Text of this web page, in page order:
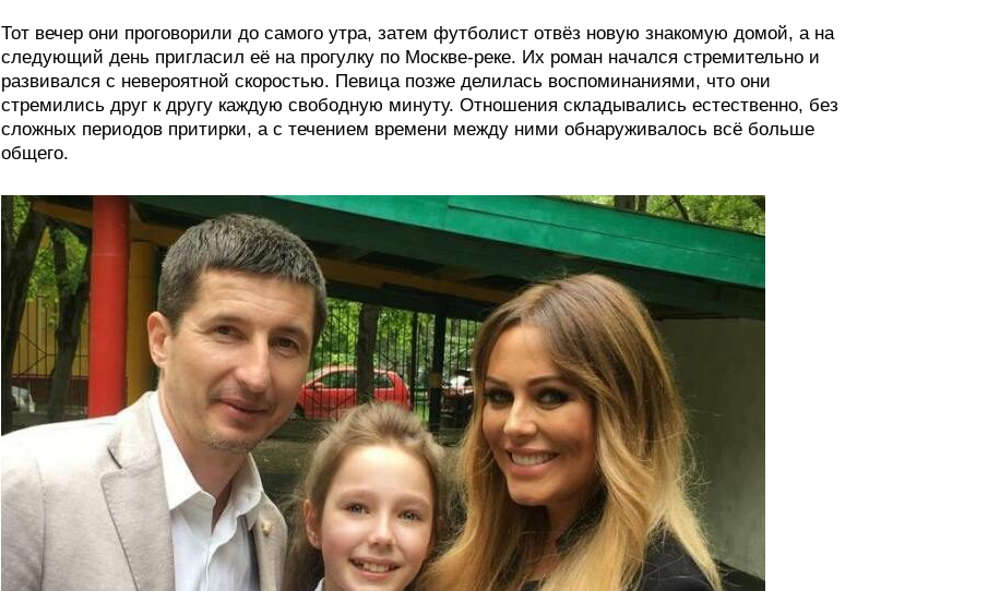
Тот вечер они проговорили до самого утра, затем футболист отвёз новую знакомую домой, а на
следующий день пригласил её на прогулку по Москве-реке. Их роман начался стремительно и
развивался с невероятной скоростью. Певица позже делилась воспоминаниями, что они
стремились друг к другу каждую свободную минуту. Отношения складывались естественно, без
сложных периодов притирки, а с течением времени между ними обнаруживалось всё больше
общего.